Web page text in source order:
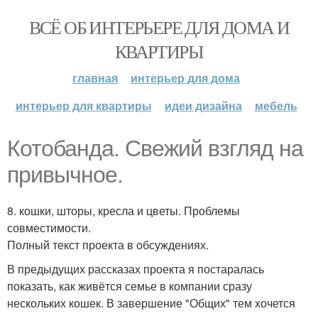
ВСЁ ОБ ИНТЕРЬЕРЕ ДЛЯ ДОМА И
КВАРТИРЫ
главная
интерьер для дома
интерьер для квартиры
идеи дизайна мебель
Котобанда. Свежий взгляд на
привычное.
8. кошки, шторы, кресла и цветы. Проблемы
совместимости.
Полный текст проекта в обсуждениях.
В предыдущих рассказах проекта я постаралась
показать, как живётся семье в компании сразу
нескольких кошек. В завершение "Общих" тем хочется